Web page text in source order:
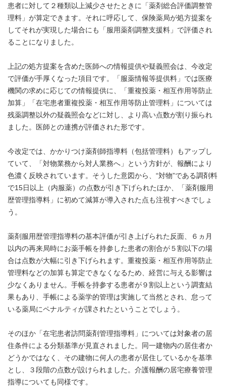
患者に対して２種類以上減少させたときに「薬剤総合評価調整管
理料」が算定できます。それに呼応して、保険薬局が処方提案を
してそれが実現した場合にも「服用薬剤調整支援料」で評価され
ることになりました。
上記の処方提案を含めた医師への情報提供や疑義照会は、今改定
で評価が手厚くなった項目です。「服薬情報等提供料」では医療
機関の求めに応じての情報提供に、「重複投薬・相互作用等防止
加算」「在宅患者重複投薬・相互作用等防止管理料」については
残薬調整以外の疑義照会などに対し、より高い点数が割り振られ
ました。医師との連携が評価された形です。
今改定では、かかりつけ薬剤師指導料（包括管理料）もアップし
ていて、「対物業務から対人業務へ」という方針が、報酬により
色濃く反映されています。そうした意図から、“対物”である調剤料
で15日以上（内服薬）の点数が引き下げられたほか、「薬剤服用
歴管理指導料」に初めて減算が導入された点も注視すべきでしょ
う。
薬剤服用歴管理指導料の基本評価が引き上げられた反面、６ヵ月
以内の再来局時にお薬手帳を持参した患者の割合が５割以下の場
合は点数が大幅に引き下げられます。重複投薬・相互作用等防止
管理料などの加算も算定できなくなるため、経営に与える影響は
少なくありません。手帳を持参する患者が９割以上という調査結
果もあり、手帳による薬学的管理は実施して当然とされ、怠って
いる薬局にペナルティが課されたということでしょう。
そのほか「在宅患者訪問薬剤管理指導料」については対象者の居
住条件による分類基準が見直されました。同一建物内の居住者か
どうかではなく、その建物に何人の患者が居住しているかを基準
とし、３段階の点数が設けられました。介護報酬の居宅療養管理
指導についても同様です。